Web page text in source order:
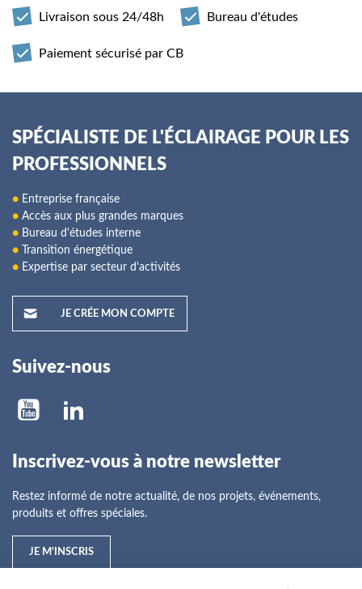
Livraison sous 24/48h Bureau d'études
Paiement sécurisé par CB
SPÉCIALISTE DE L'ÉCLAIRAGE POUR LES
PROFESSIONNELS
● Entreprise française
● Accès aux plus grandes marques
● Bureau d'études interne
● Transition énergétique
● Expertise par secteur d'activités
JE CRÉE MON COMPTE
Suivez-nous
Inscrivez-vous à notre newsletter
Restez informé de notre actualité, de nos projets, événements,
produits et offres spéciales.
JE M'INSCRIS